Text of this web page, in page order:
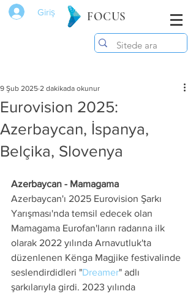
Giriş FOCUS
Eurovision 2025:
Azerbaycan, İspanya,
Belçika, Slovenya
9 Şub 2025 2 dakikada okunur
Azerbaycan - Mamagama
Azerbaycan'ı 2025 Eurovision Şarkı
Yarışması'nda temsil edecek olan
Mamagama Eurofan'ların radarına ilk
olarak 2022 yılında Arnavutluk'ta
düzenlenen Kënga Magjike festivalinde
seslendirdidleri "Dreamer" adlı
şarkılarıyla girdi. 2023 yılında